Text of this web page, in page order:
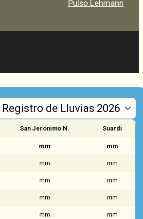
Pulso Lehmann
San Jerónimo N. Suardi
mm mm
mm mm
mm mm
mm mm
mm mm